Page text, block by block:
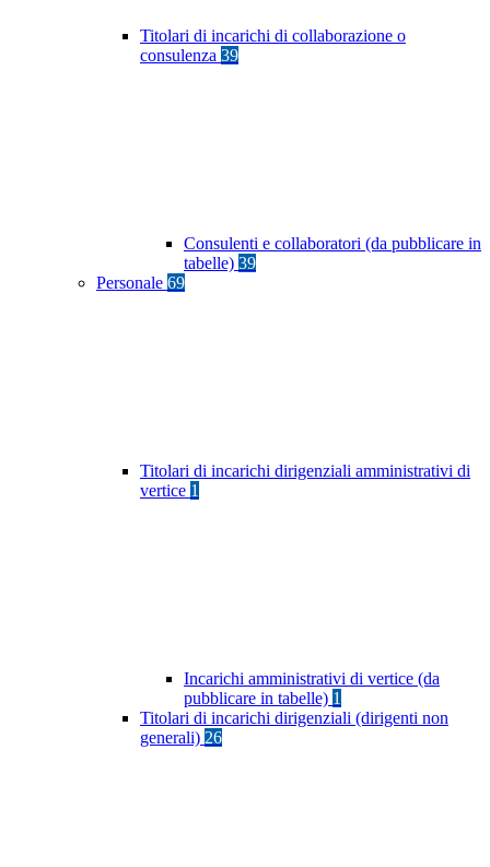
Titolari di incarichi di collaborazione o
consulenza 39
Consulenti e collaboratori (da pubblicare in
tabelle) 39
Personale 69
Titolari di incarichi dirigenziali amministrativi di
vertice 1
Incarichi amministrativi di vertice (da
pubblicare in tabelle) 1
Titolari di incarichi dirigenziali (dirigenti non
generali) 26